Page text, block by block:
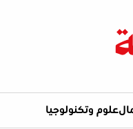
علوم وتكنولوجيا